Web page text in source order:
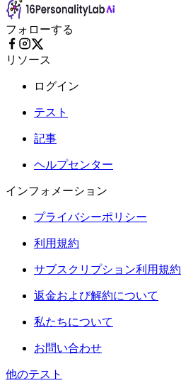
フォローする
リソース
ログイン
テスト
記事
ヘルプセンター
インフォメーション
プライバシーポリシー
利用規約
サブスクリプション利用規約
返金および解約について
私たちについて
お問い合わせ
他のテスト